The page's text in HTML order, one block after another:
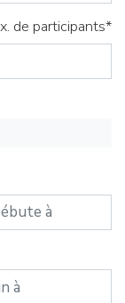
de participants*